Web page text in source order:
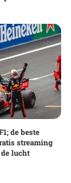
de beste
streaming
lucht